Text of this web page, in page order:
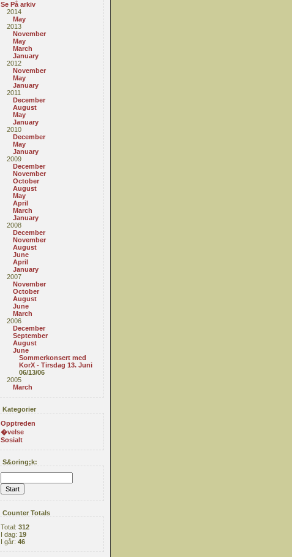
Se På arkiv
2014
May
2013
November
May
March
January
2012
November
May
January
2011
December
August
May
January
2010
December
May
January
2009
December
November
October
August
May
April
March
January
2008
December
November
August
June
April
January
2007
November
October
August
June
March
2006
December
September
August
June
Sommerkonsert med
KorX - Tirsdag 13. Juni
06/13/06
2005
March
Kategorier
Opptreden
�velse
Sosialt
S&oring;k:
Counter Totals
Total: 312
I dag: 19
I går: 46